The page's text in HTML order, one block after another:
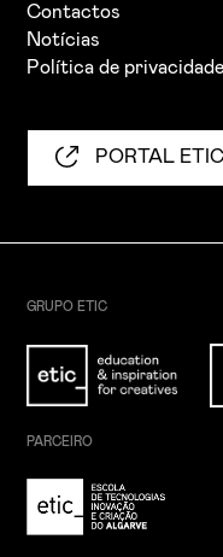
Contactos
Notícias
Política de privacidade
PORTAL ETIC
GRUPO ETIC
PARCEIRO